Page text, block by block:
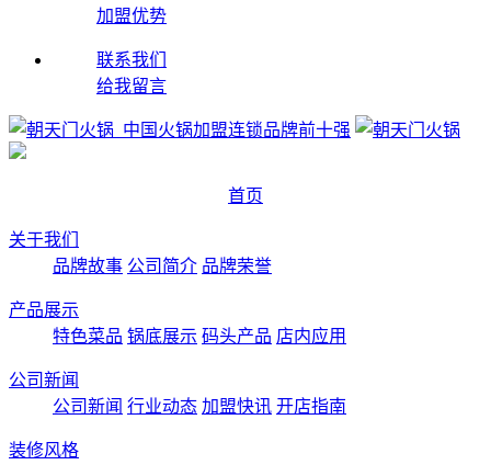
加盟优势
联系我们
给我留言
首页
关于我们
品牌故事 公司简介 品牌荣誉
产品展示
特色菜品 锅底展示 码头产品 店内应用
公司新闻
公司新闻 行业动态 加盟快讯 开店指南
装修风格